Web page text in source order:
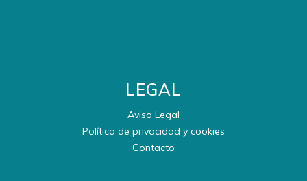
LEGAL
Aviso Legal
Política de privacidad y cookies
Contacto